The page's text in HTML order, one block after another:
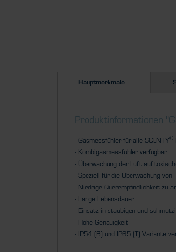
Hauptmerkmale
Produktinformationen
- Gasmessfühler für alle SCENTY®
- Kombigasmessfühler verfügbar
- Überwachung der Luft auf
- Speziell für die Überwachung von
- Niedrige Querempfindlichkeit zu
- Lange Lebensdauer
- Einsatz in staubigen und
- Hohe Genauigkeit
- IP54 (B) und IP65 (T) Variante